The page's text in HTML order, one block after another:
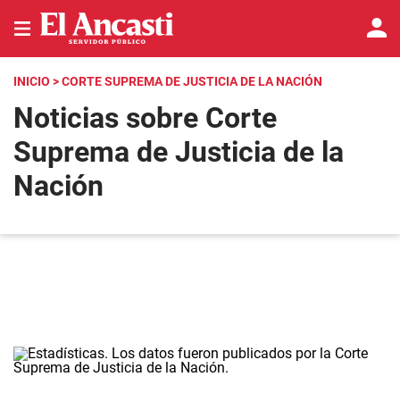
INICIO > CORTE SUPREMA DE JUSTICIA DE LA NACIÓN
Noticias sobre Corte
Suprema de Justicia de la
Nación